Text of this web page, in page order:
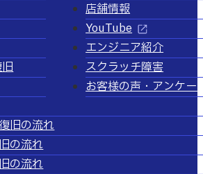
店舗情報
YouTube
エンジニア紹介
スクラッチ障害
お客様の声・アンケー
旧の流れ
の流れ
の流れ